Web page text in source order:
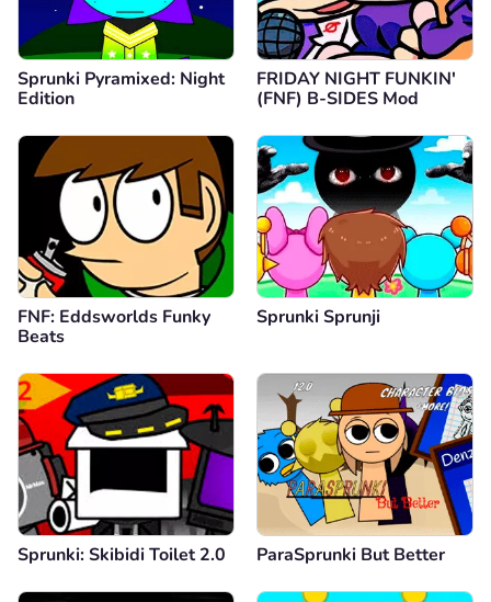
Sprunki Pyramixed: Night
Edition
FRIDAY NIGHT FUNKIN'
(FNF) B-SIDES Mod
FNF: Eddsworlds Funky
Beats
Sprunki Sprunji
Sprunki: Skibidi Toilet 2.0 ParaSprunki But Better